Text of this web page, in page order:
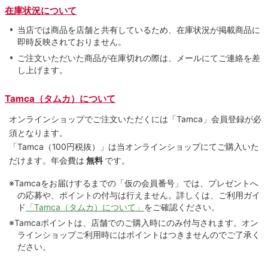
在庫状況について
当店では商品を店舗と共有しているため、在庫状況が掲載商品に
即時反映されておりません。
ご注文いただいた商品が在庫切れの際は、メールにてご連絡を差
し上げます。
Tamca（タムカ）について
オンラインショップでご注⽂いただくには「Tamca」会員登録が必
須となります。
「Tamca （100円税抜）
」は当オンラインショップにてご購⼊いた
だけます。 年会費は 無料 です。
※Tamcaをお届けするまでの「仮の会員番号」では、プレゼントへ
の応募や、ポイントの付与は⾏えません。詳しくは、ご利⽤ガイ
ド 「Tamca（タムカ）について」 をご確認ください。
※Tamcaポイントは、店舗でのご購⼊時にのみ付与されます。オン
ラインショップご利用時にはポイントはつきませんのでご了承く
ださい。